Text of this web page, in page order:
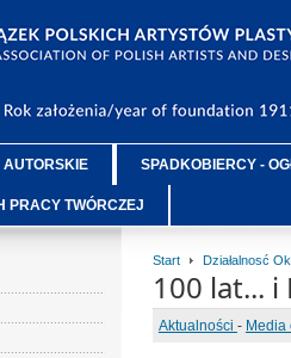
AUTORSKIE SPADKOBIERCY -
PRACY TWÓRCZEJ
Start Działalnosć
100 lat...
Aktualności - Media